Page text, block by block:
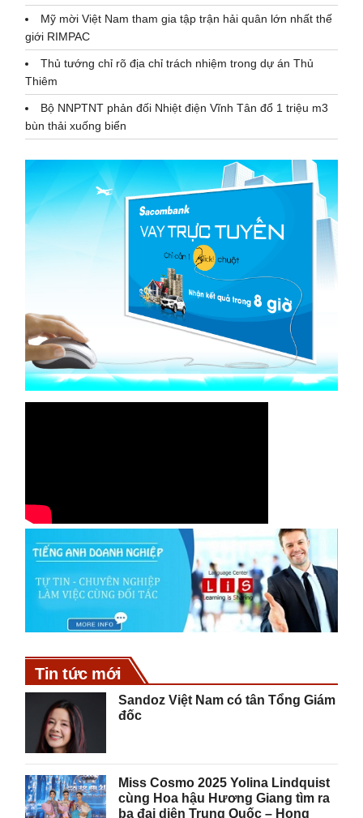
Mỹ mời Việt Nam tham gia tập trận hải quân lớn nhất thế
giới RIMPAC
Thủ tướng chỉ rõ địa chỉ trách nhiệm trong dự án Thủ
Thiêm
Bộ NNPTNT phản đối Nhiệt điện Vĩnh Tân đổ 1 triệu m3
bùn thải xuống biển
Tin tức mới
Sandoz Việt Nam có tân Tổng Giám
đốc
Miss Cosmo 2025 Yolina Lindquist
cùng Hoa hậu Hương Giang tìm ra
ba đại diện Trung Quốc – Hong